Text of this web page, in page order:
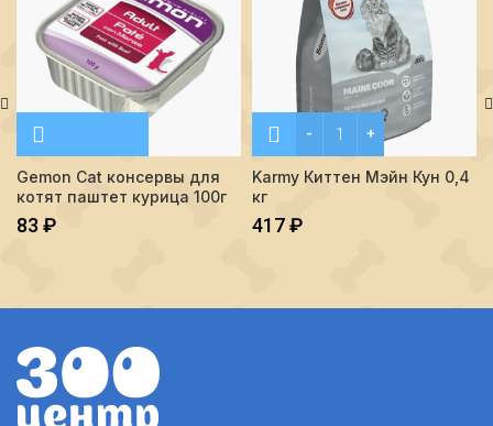
Gemon Cat консервы для
котят паштет курица 100г
83 ₽
Количество Karmy
Karmy Киттен Мэйн Кун 0,4
кг
417₽